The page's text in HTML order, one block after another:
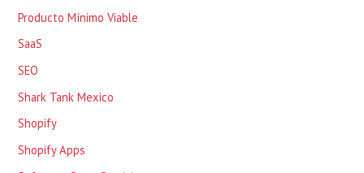
Producto Mínimo Viable
SaaS
SEO
Shark Tank Mexico
Shopify
Shopify Apps